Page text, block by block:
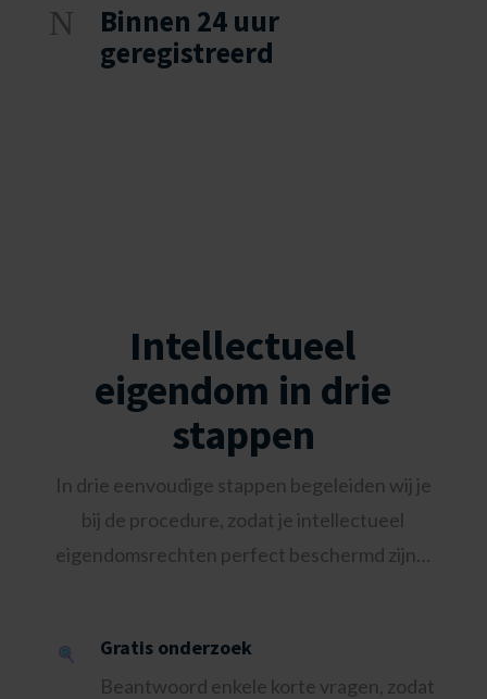
N
Binnen 24 uur
geregistreerd
Intellectueel
eigendom in drie
stappen
In drie eenvoudige stappen begeleiden wij je
bij de procedure, zodat je intellectueel
eigendomsrechten perfect beschermd zijn…
Gratis onderzoek
Beantwoord enkele korte vragen, zodat